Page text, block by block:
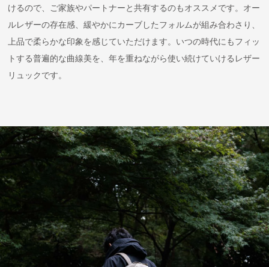
けるので、ご家族やパートナーと共有するのもオススメです。オー
ルレザーの存在感、緩やかにカーブしたフォルムが組み合わさり、
上品で柔らかな印象を感じていただけます。いつの時代にもフィッ
トする普遍的な曲線美を、年を重ねながら使い続けていけるレザー
リュックです。